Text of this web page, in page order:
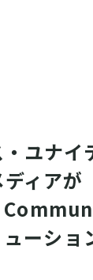
ユナイ
ィアが
ーショ